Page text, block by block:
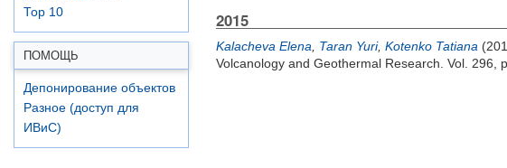
Top 10
ПОМОЩЬ
Депонирование объектов
Разное (доступ для
ИВиС)
2015
Kalacheva Elena Taran Yuri, Kotenko Tatiana
Volcanology and Geothermal Research. Vol. 296,